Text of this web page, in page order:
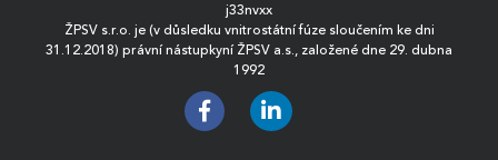
j33nvxx
ŽPSV s.r.o. je (v důsledku vnitrostátní fúze sloučením ke dni
31.12.2018) právní nástupkyní ŽPSV a.s., založené dne 29. dubna
1992